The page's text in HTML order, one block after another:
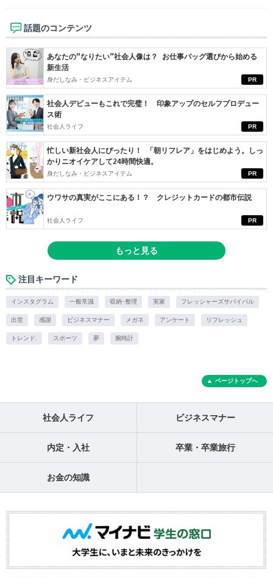
話題のコンテンツ
PR
あなたの“なりたい”社会人像は？ お仕事バッグ選びから始める
新生活
身だしなみ・ビジネスアイテム
PR
社会人デビューもこれで完璧！ 印象アップのセルフプロデュー
ス術
社会人ライフ
PR
忙しい新社会人にぴったり！ 「朝リフレア」をはじめよう。しっ
かりニオイケアして24時間快適。
身だしなみ・ビジネスアイテム
PR
ウワサの真実がここにある！？ クレジットカードの都市伝説
社会人ライフ
もっと見る
注目キーワード
インスタグラム 一般常識 収納･整理 実家 フレッシャーズサバイバル
出世 感謝 ビジネスマナー メガネ アンケート リフレッシュ
トレンド. スポーツ 夢 腕時計
ページトップへ
社会人ライフ ビジネスマナー
内定・入社 卒業・卒業旅行
お金の知識